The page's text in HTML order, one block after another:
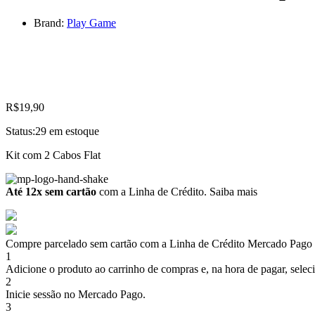
Brand: Play Game
R$19,90
Status:29 em estoque
Kit com 2 Cabos Flat
Até 12x sem cartão com a Linha de Crédito. Saiba mais
Compre parcelado sem cartão com a Linha de Crédito Mercado Pago
1
Adicione o produto ao carrinho de compras e, na hora de pagar,
2
Inicie sessão no Mercado Pago.
3